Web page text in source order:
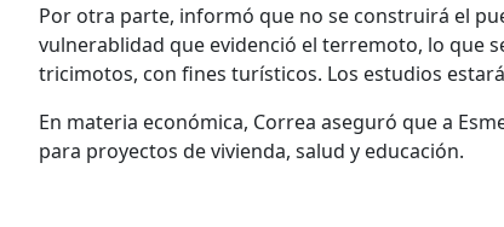
Por otra parte, informó que no se construirá el
vulnerablidad que evidenció el terremoto, lo que
tricimotos, con fines turísticos. Los estudios
En materia económica, Correa aseguró que a
para proyectos de vivienda, salud y educación.